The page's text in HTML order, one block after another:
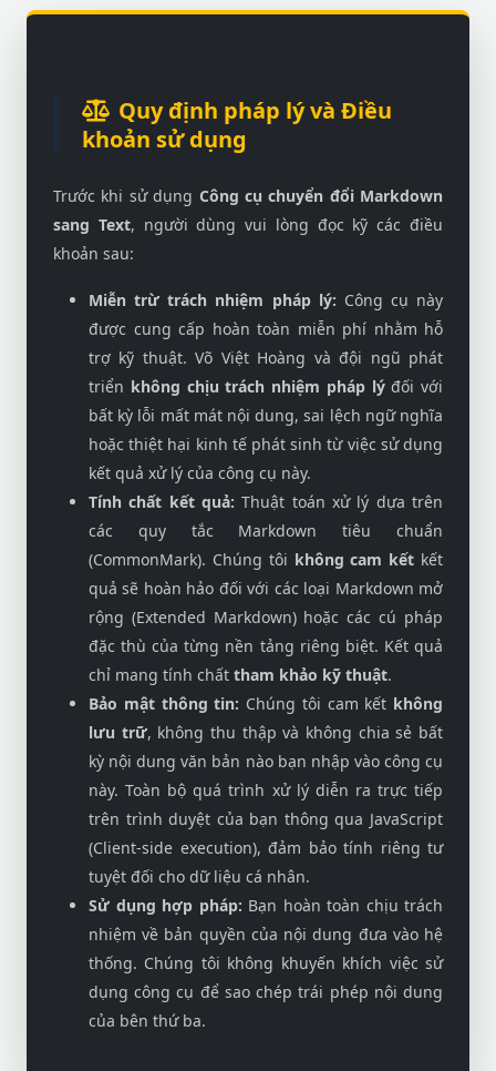
Quy định pháp lý và Điều
khoản sử dụng
Trước khi sử dụng Công cụ chuyển đổi Markdown
sang Text, người dùng vui lòng đọc kỹ các điều
khoản sau:
Miễn trừ trách nhiệm pháp lý: Công cụ này
được cung cấp hoàn toàn miễn phí nhằm hỗ
trợ kỹ thuật. Võ Việt Hoàng và đội ngũ phát
triển không chịu trách nhiệm pháp lýđối với
bất kỳ lỗi mất mát nội dung, sai lệch ngữ nghĩa
hoặc thiệt hại kinh tế phát sinh từ việc sử dụng
kết quả xử lý của công cụ này.
Tính chất kết quả: Thuật toán xử lý dựa trên
các quy tắc Markdown tiêu chuẩn
(CommonMark). Chúng tôi không cam kết kết
quả sẽ hoàn hảo đối với các loại Markdown mở
rộng (Extended Markdown) hoặc các cú pháp
đặc thù của từng nền tảng riêng biệt. Kết quả
chỉ mang tính chất tham khảo kỹ thuật.
Bảo mật thông tin: Chúng tôi cam kết không
lưu trữ, không thu thập và không chia sẻ bất
kỳ nội dung văn bản nào bạn nhập vào công cụ
này. Toàn bộ quá trình xử lý diễn ra trực tiếp
trên trình duyệt của bạn thông qua JavaScript
(Client-side execution), đảm bảo tính riêng tư
tuyệt đối cho dữ liệu cá nhân.
Sử dụng hợp pháp: Bạn hoàn toàn chịu trách
nhiệm về bản quyền của nội dung đưa vào hệ
thống. Chúng tôi không khuyến khích việc sử
dụng công cụ để sao chép trái phép nội dung
của bên thứ ba.